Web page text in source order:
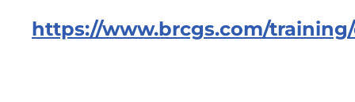
https://www.brcgs.com/